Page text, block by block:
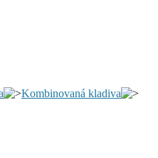
Kombinovaná kladiva